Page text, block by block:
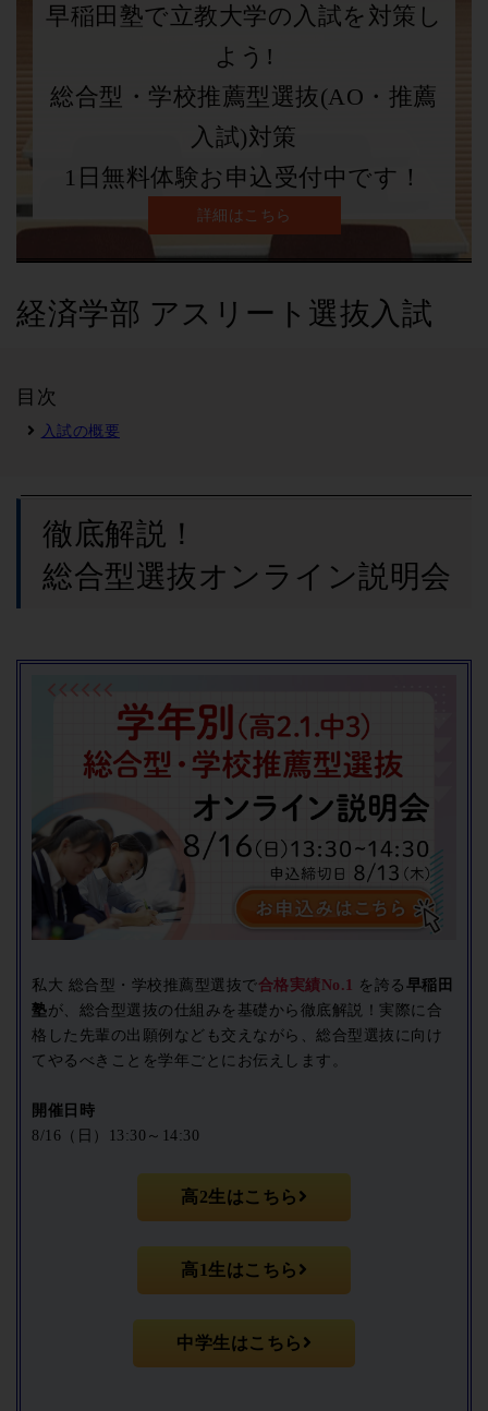
早稲田塾で立教大学の入試を対策し
よう!
総合型・学校推薦型選抜(AO・推薦
入試)対策
1日無料体験お申込受付中です！
詳細はこちら
経済学部 アスリート選抜入試
目次
入試の概要
徹底解説！
総合型選抜オンライン説明会
私大 総合型・学校推薦型選抜で合格実績No.1 を誇る 早稲田
塾が、総合型選抜の仕組みを基礎から徹底解説！実際に合
格した先輩の出願例なども交えながら、総合型選抜に向け
てやるべきことを学年ごとにお伝えします。
開催日時
8/16（日）13:30～14:30
高2生はこちら
高1生はこちら
中学生はこちら